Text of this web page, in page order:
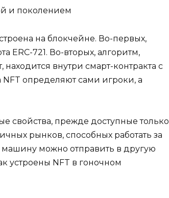
и поколением
на блокчейне. Во-первых,
ERC-721. Во-вторых, алгоритм,
внутри смарт-контракта с
определяют сами игроки, а
свойства, прежде доступные только
рынков, способных работать за
машину можно отправить в другую
устроены NFT в гоночном